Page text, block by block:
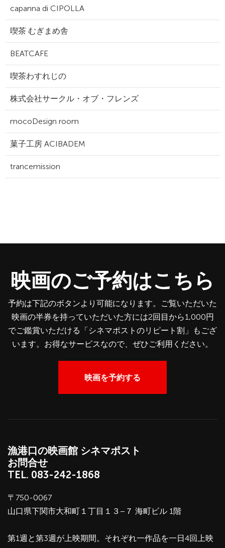
capanna di CIPOLLA
喫茶 むぎまめ舎
BEATCAFE
喫茶わすれじの
株式会社サークル・オブ・フレンズ
mocoDesign room
菓子工房 ACIBADEM
trancemission
映画のご予約はこちら
予約は下記のボタンより可能になります。ご覧いただいた
映画の半券を持っていただいた方には2回目から1,000円
でご鑑賞いただける「シネマポストのリピート割」もござ
います。お得なサービスなので、ぜひご利用ください。
映画を予約する
漁港口の映画館 シネマポスト
お問合せ
TEL. 083-242-1868
〒750-0067
山口県下関市大和町１丁目１３−７ 海町ビル 1階
第1週と第3週が上映期間。それぞれ一作品を一日4回上映